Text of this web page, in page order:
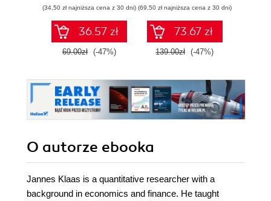
inteligencji
(34,50 zł najniższa cena z 30 dni)
36.57 zł
69.00zł (-47%)
całkowy oraz
rachunek
prawdopodobieństwa
(69,50 zł najniższa cena z 30 dni)
73.67 zł
139.00zł (-47%)
O autorze ebooka
Jannes Klaas is a quantitative researcher with a
background in economics and finance. He taught